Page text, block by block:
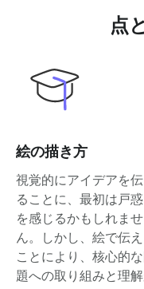
点
絵の描き方
視覚的にアイデアを伝
ることに、最初は戸
を感じるかもしれませ
ん。しかし、絵で伝
ことにより、核心的
題への取り組みと理